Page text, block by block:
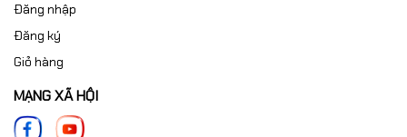
Đăng nhập
Đăng ký
Giỏ hàng
MẠNG XÃ HỘI